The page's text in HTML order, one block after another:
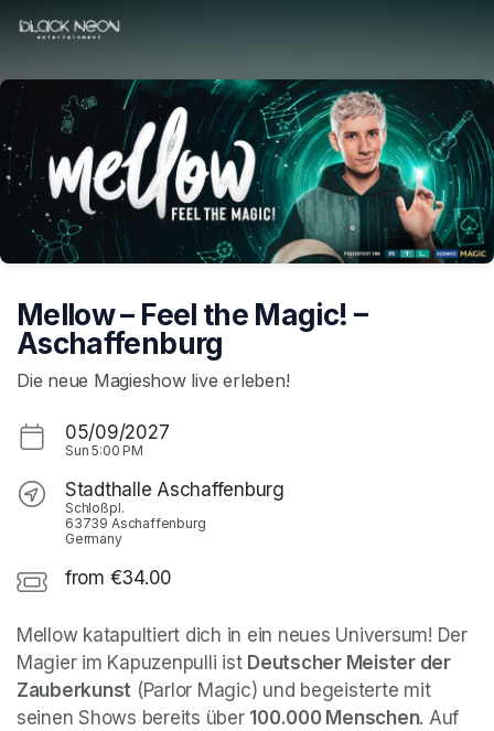
Mellow – Feel the Magic! –
Aschaffenburg
Die neue Magieshow live erleben!
05/09/2027
Sun 5:00 PM
Stadthalle Aschaffenburg
Schloßpl.
63739 Aschaffenburg
Germany
from €34.00
Mellow katapultiert dich in ein neues Universum! Der
Magier im Kapuzenpulli ist Deutscher Meister der
Zauberkunst (Parlor Magic) und begeisterte mit
seinen Shows bereits über 100.000 Menschen. Auf